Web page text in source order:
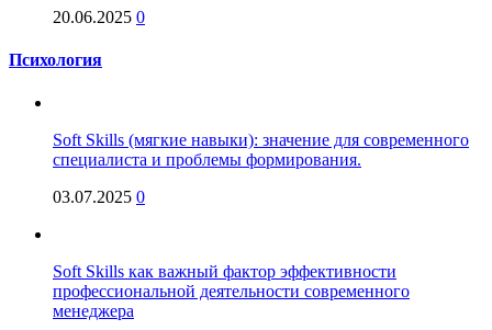
20.06.2025 0
Психология
Soft Skills (мягкие навыки): значение для современного
специалиста и проблемы формирования.
03.07.2025 0
Soft Skills как важный фактор эффективности
профессиональной деятельности современного
менеджера